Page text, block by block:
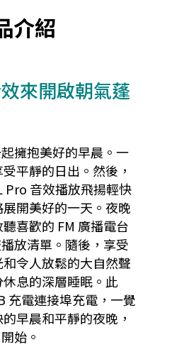
介紹
來開啟朝氣蓬
擁抱美好的早晨。一
平靜的日出。然後，
Pro 音效播放飛揚輕快
開美好的一天。夜晚
喜歡的 FM 廣播電台
放清單。隨後，享受
令人放鬆的大自然聲
息的深層睡眠。此
充電連接埠充電，一覺
早晨和平靜的夜晚，
始。